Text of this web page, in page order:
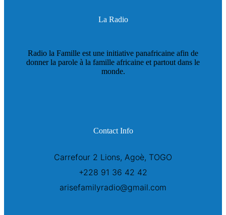
La Radio
Radio la Famille est une initiative panafricaine afin de
donner la parole à la famille africaine et partout dans le
monde.
Contact Info
Carrefour 2 Lions, Agoè, TOGO
+228 91 36 42 42
arisefamilyradio@gmail.com